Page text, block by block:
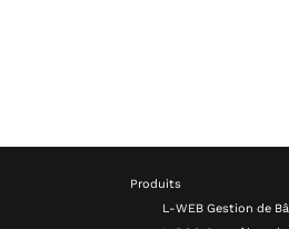
Produits
L-WEB Gestion de